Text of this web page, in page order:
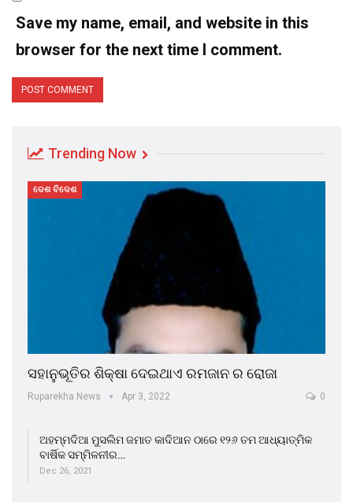
Save my name, email, and website in this
browser for the next time I comment.
Trending Now
ଦେଶ ବିଦେଶ
ସହାନୁଭୂତିର ଶିକ୍ଷା ଦେଇଥାଏ ରମଜାନ ର ରୋଜା
Ruparekha News Apr 3, 2022 0
ଅହମ୍ମଦିଆ ମୁସଲିମ ଜମାତ କାଦିଆନ ଠାରେ ୧୨୬ ତମ ଆଧ୍ୟାତ୍ମିକ
ବାର୍ଷିକ ସମ୍ମିଳନୀର…
Dec 26, 2021